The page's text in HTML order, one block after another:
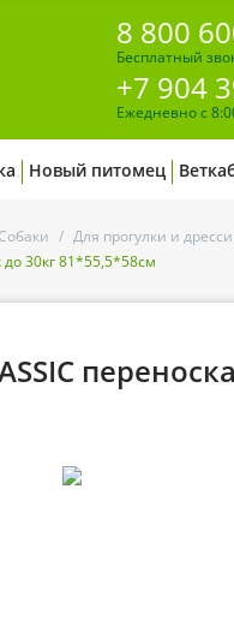
8 800
Бесплатный
+7 904
Ежедневно с
Новый питомец
Собаки / Для прогулки и
до 30кг 81*55,5*58см